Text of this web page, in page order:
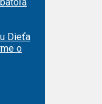
Dieťa
o